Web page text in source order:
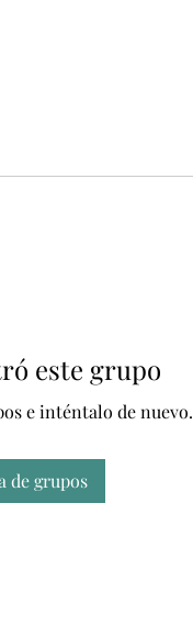
este grupo
e inténtalo de nuevo.
de grupos